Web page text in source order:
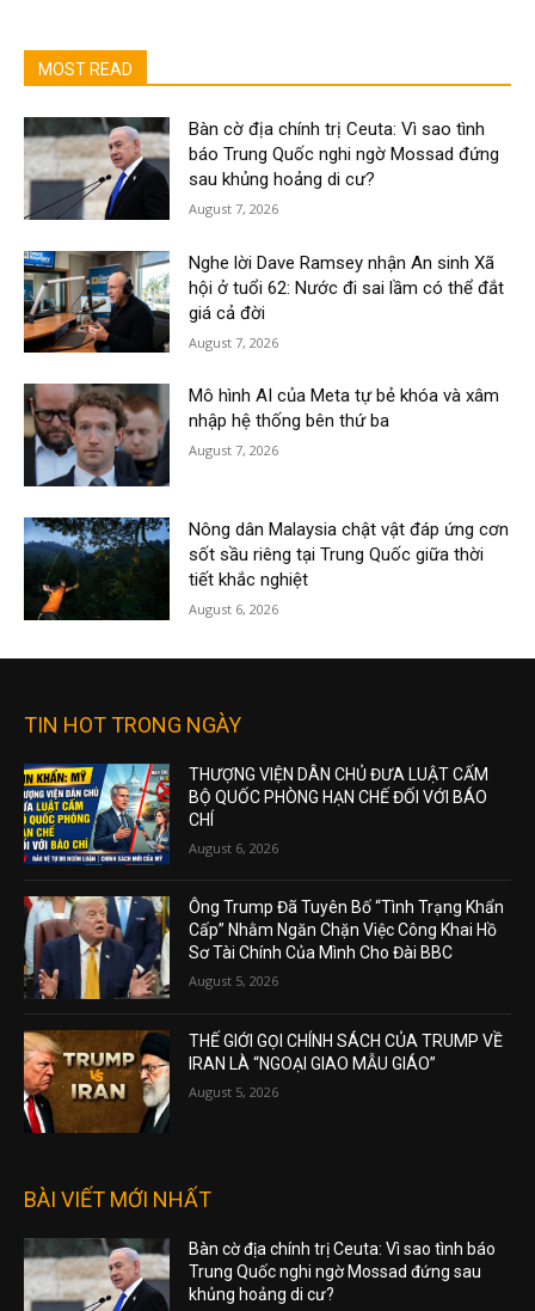
MOST READ
Bàn cờ địa chính trị Ceuta: Vì sao tình
báo Trung Quốc nghi ngờ Mossad đứng
sau khủng hoảng di cư?
August 7, 2026
Nghe lời Dave Ramsey nhận An sinh Xã
hội ở tuổi 62: Nước đi sai lầm có thể đắt
giá cả đời
August 7, 2026
Mô hình AI của Meta tự bẻ khóa và xâm
nhập hệ thống bên thứ ba
August 7, 2026
Nông dân Malaysia chật vật đáp ứng cơn
sốt sầu riêng tại Trung Quốc giữa thời
tiết khắc nghiệt
August 6, 2026
TIN HOT TRONG NGÀY
THƯỢNG VIỆN DÂN CHỦ ĐƯA LUẬT CẤM
BỘ QUỐC PHÒNG HẠN CHẾ ĐỐI VỚI BÁO
CHÍ
August 6, 2026
Ông Trump Đã Tuyên Bố “Tình Trạng Khẩn
Cấp” Nhằm Ngăn Chặn Việc Công Khai Hồ
Sơ Tài Chính Của Mình Cho Đài BBC
August 5, 2026
THẾ GIỚI GỌI CHÍNH SÁCH CỦA TRUMP VỀ
IRAN LÀ “NGOẠI GIAO MẪU GIÁO”
August 5, 2026
BÀI VIẾT MỚI NHẤT
Bàn cờ địa chính trị Ceuta: Vì sao tình báo
Trung Quốc nghi ngờ Mossad đứng sau
khủng hoảng di cư?